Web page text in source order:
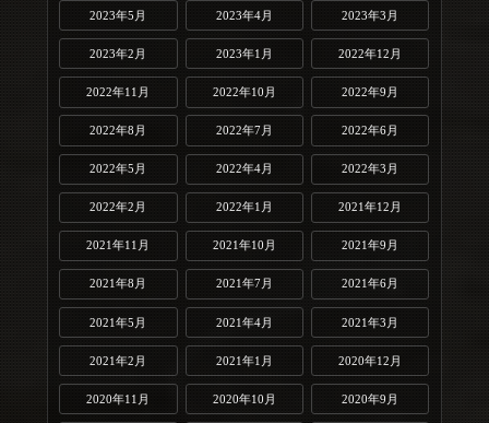
2023年5月 2023年4月 2023年3月
2023年2月 2023年1月 2022年12月
2022年11月 2022年10月 2022年9月
2022年8月 2022年7月 2022年6月
2022年5月 2022年4月 2022年3月
2022年2月 2022年1月 2021年12月
2021年11月 2021年10月 2021年9月
2021年8月 2021年7月 2021年6月
2021年5月 2021年4月 2021年3月
2021年2月 2021年1月 2020年12月
2020年11月 2020年10月 2020年9月